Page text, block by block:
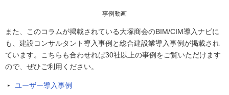
事例動画
また、このコラムが掲載されている大塚商会のBIM/CIM導入ナビに
も、建設コンサルタント導入事例と総合建設業導入事例が掲載され
ています。こちらも合わせれば30社以上の事例をご覧いただけます
ので、ぜひご利用ください。
ユーザー導入事例